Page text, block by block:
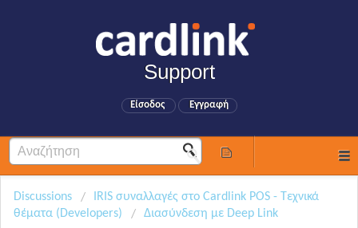
Support
Είσοδος Εγγραφή
Discussions
IRIS συναλλαγές στο Cardlink POS - Τεχνικά
θέματα (Developers)
Διασύνδεση με Deep Link